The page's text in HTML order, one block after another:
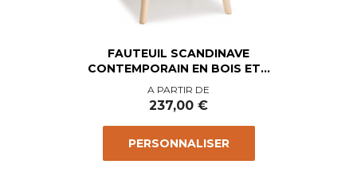
FAUTEUIL SCANDINAVE
CONTEMPORAIN EN BOIS ET...
Prix
A PARTIR DE
237,00 €
PERSONNALISER